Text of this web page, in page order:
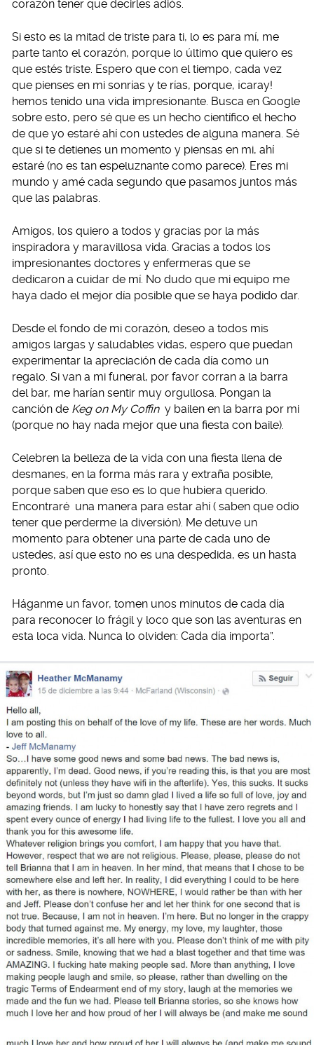
corazón tener que decirles adiós.
Si esto es la mitad de triste para ti, lo es para mí, me
parte tanto el corazón, porque lo último que quiero es
que estés triste. Espero que con el tiempo, cada vez
que pienses en mi sonrías y te rías, porque, ¡caray!
hemos tenido una vida impresionante. Busca en Google
sobre esto, pero sé que es un hecho científico el hecho
de que yo estaré ahí con ustedes de alguna manera. Sé
que si te detienes un momento y piensas en mi, ahí
estaré (no es tan espeluznante como parece). Eres mi
mundo y amé cada segundo que pasamos juntos más
que las palabras.
Amigos, los quiero a todos y gracias por la más
inspiradora y maravillosa vida. Gracias a todos los
impresionantes doctores y enfermeras que se
dedicaron a cuidar de mí. No dudo que mi equipo me
haya dado el mejor día posible que se haya podido dar.
Desde el fondo de mi corazón, deseo a todos mis
amigos largas y saludables vidas, espero que puedan
experimentar la apreciación de cada día como un
regalo. Si van a mi funeral, por favor corran a la barra
del bar, me harían sentir muy orgullosa. Pongan la
canción de Keg on My Coffin y bailen en la barra por mi
(porque no hay nada mejor que una fiesta con baile).
Celebren la belleza de la vida con una fiesta llena de
desmanes, en la forma más rara y extraña posible,
porque saben que eso es lo que hubiera querido.
Encontraré una manera para estar ahí ( saben que odio
tener que perderme la diversión). Me detuve un
momento para obtener una parte de cada uno de
ustedes, así que esto no es una despedida, es un hasta
pronto.
Háganme un favor, tomen unos minutos de cada día
para reconocer lo frágil y loco que son las aventuras en
esta loca vida. Nunca lo olviden: Cada día importa”.